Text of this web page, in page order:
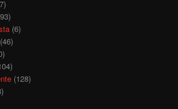
(6)
(128)